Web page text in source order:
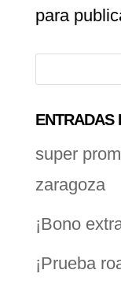
para
ENTRADAS
super
zaragoza
¡Bono
¡Prueba